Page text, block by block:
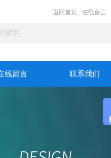
返回首页 在线留言
线留言 联系我们